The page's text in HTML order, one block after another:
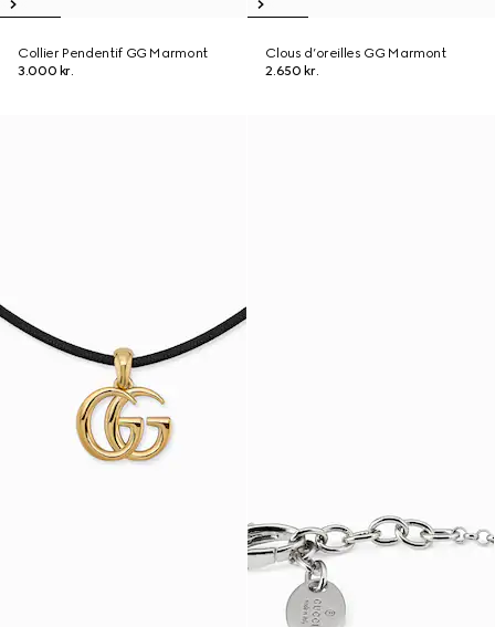
Collier Pendentif GG Marmont
3.000 kr.
Clous d’oreilles GG Marmont
2.650 kr.